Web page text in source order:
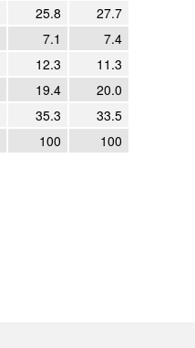
25.8
27.7
7.1
7.4
12.3
11.3
19.4
20.0
35.3
33.5
100 100